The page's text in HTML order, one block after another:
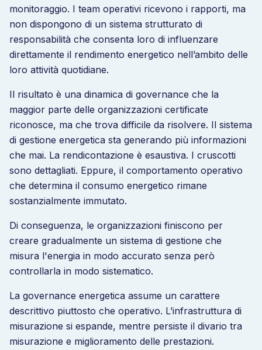
monitoraggio. I team operativi ricevono i rapporti, ma
non dispongono di un sistema strutturato di
responsabilità che consenta loro di influenzare
direttamente il rendimento energetico nell’ambito delle
loro attività quotidiane.
Il risultato è una dinamica di governance che la
maggior parte delle organizzazioni certificate
riconosce, ma che trova difficile da risolvere. Il sistema
di gestione energetica sta generando più informazioni
che mai. La rendicontazione è esaustiva. I cruscotti
sono dettagliati. Eppure, il comportamento operativo
che determina il consumo energetico rimane
sostanzialmente immutato.
Di conseguenza, le organizzazioni finiscono per
creare gradualmente un sistema di gestione che
misura l'energia in modo accurato senza però
controllarla in modo sistematico.
La governance energetica assume un carattere
descrittivo piuttosto che operativo. L’infrastruttura di
misurazione si espande, mentre persiste il divario tra
misurazione e miglioramento delle prestazioni.